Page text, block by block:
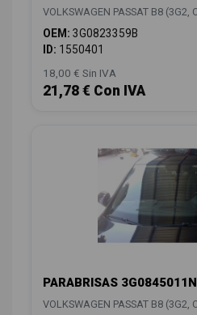
VOLKSWAGEN PASSAT B8 (3G2,
OEM: 3G0823359B
ID: 1550401
18,00 € Sin IVA
21,78 € Con IVA
PARABRISAS
VOLKSWAGEN PASSAT B8 (3G2,